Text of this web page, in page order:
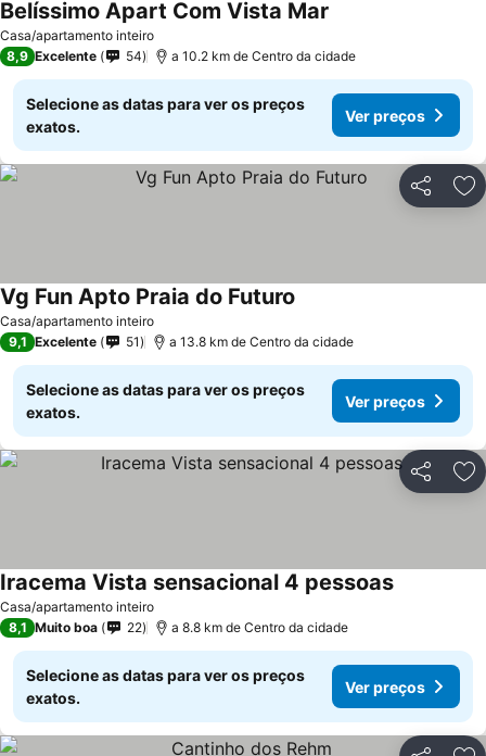
Casa/apartamento inteiro
Belíssimo Apart Com Vista Mar
8,9 Excelente 54 a 10.2 km de Centro da cidade
Selecione as datas para ver os preços
exatos.
Ver preços
Partilhar
Casa/apartamento inteiro
Vg Fun Apto Praia do Futuro
9,1 Excelente 51 a 13.8 km de Centro da cidade
Selecione as datas para ver os preços
exatos.
Ver preços
Partilhar
Casa/apartamento inteiro
Iracema Vista sensacional 4 pessoasVer preços
8,1 Muito boa 22 a 8.8 km de Centro da cidade
Selecione as datas para ver os preços
exatos.
Ver preços